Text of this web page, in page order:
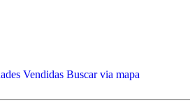
Vendidas Buscar via mapa